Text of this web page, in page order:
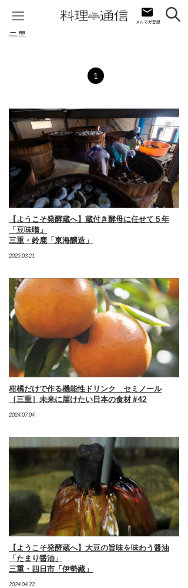
三重
1
【ようこそ発酵蔵へ】蔵付き酵母に任せて５年
「豆味噌」
三重・鈴鹿「東海醸造」
2025.03.21
柑橘だけで作る機能性ドリンク セミノール
［三重］未来に届けたい日本の食材 #42
2024.07.04
【ようこそ発酵蔵へ】大豆の旨味を味わう醤油
「たまり醤油」
三重・四日市「伊勢藏」
2024.04.22